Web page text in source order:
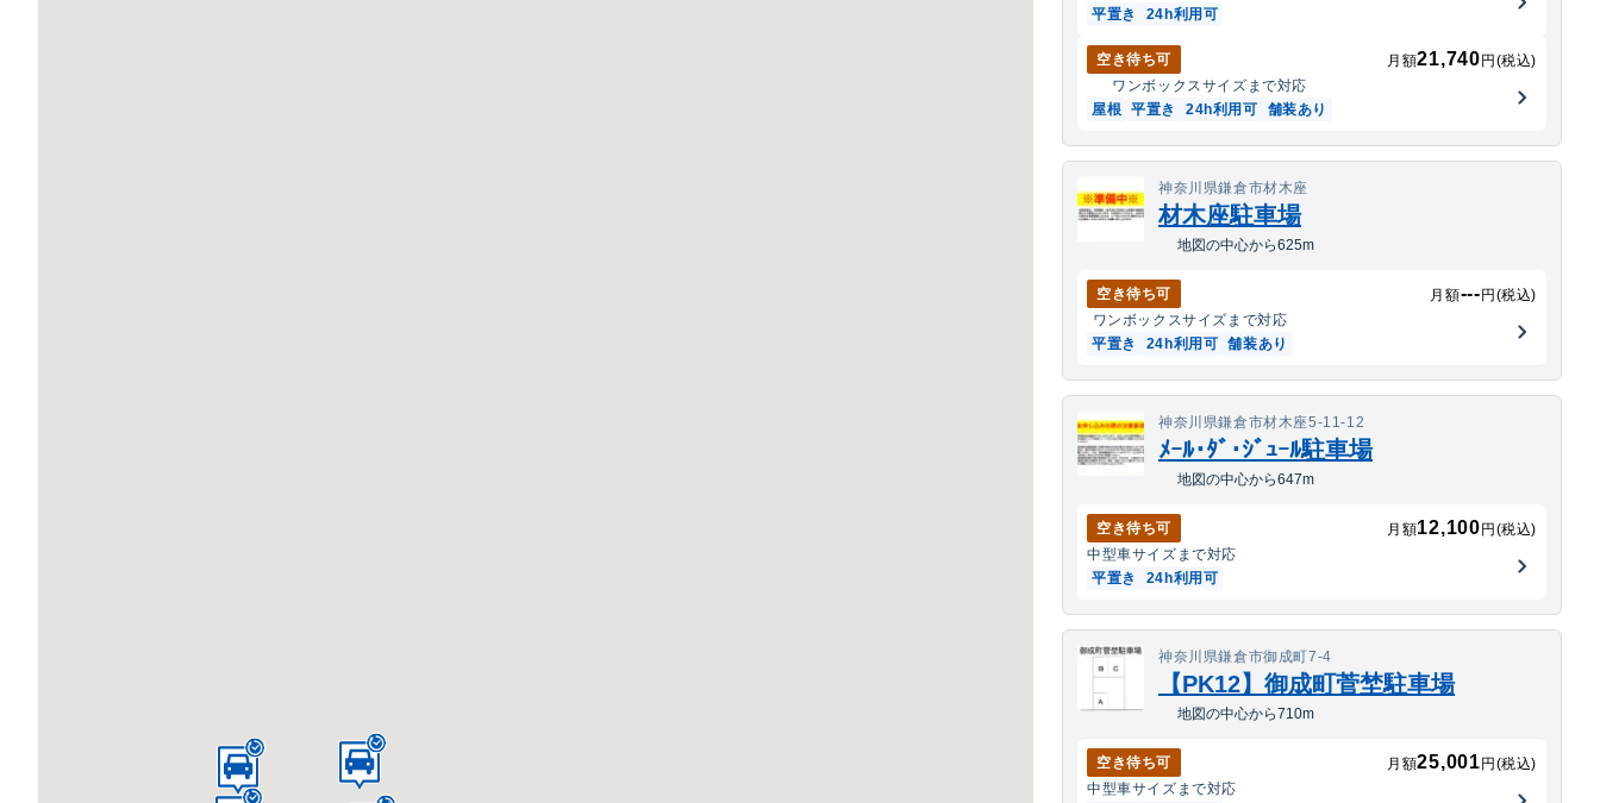
平置き
24h利用可
空き待ち可 月額21,740 円(税込)
ワンボックスサイズまで対応
屋根 平置き 24h利用可 舗装あり
神奈川県鎌倉市材木座
材木座駐車場
地図の中心から625m
空き待ち可 月額--- 円(税込)
ワンボックスサイズまで対応
平置き
24h利用可 舗装あり
神奈川県鎌倉市材木座5-11-12
ﾒｰﾙ･ﾀﾞ･ｼﾞｭｰﾙ駐車場
地図の中心から647m
空き待ち可 月額12,100 円(税込)
中型車サイズまで対応
平置き
24h利用可
神奈川県鎌倉市御成町7-4
【PK12】御成町菅埜駐車場
地図の中心から710m
空き待ち可 月額25,001 円(税込)
中型車サイズまで対応